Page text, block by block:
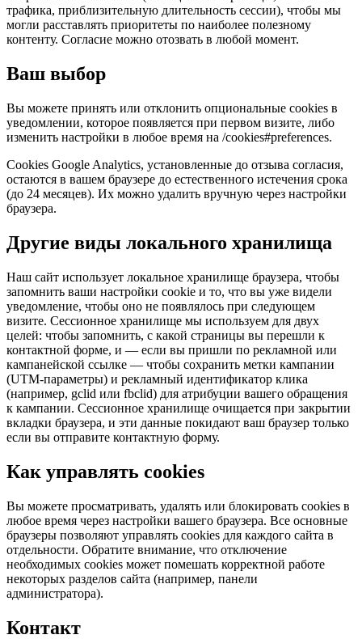
трафика, приблизительную длительность сессии), чтобы мы
могли расставлять приоритеты по наиболее полезному
контенту. Согласие можно отозвать в любой момент.
Ваш выбор
Вы можете принять или отклонить опциональные cookies в
уведомлении, которое появляется при первом визите, либо
изменить настройки в любое время на /cookies#preferences.
Cookies Google Analytics, установленные до отзыва согласия,
остаются в вашем браузере до естественного истечения срока
(до 24 месяцев). Их можно удалить вручную через настройки
браузера.
Другие виды локального хранилища
Наш сайт использует локальное хранилище браузера, чтобы
запомнить ваши настройки cookie и то, что вы уже видели
уведомление, чтобы оно не появлялось при следующем
визите. Сессионное хранилище мы используем для двух
целей: чтобы запомнить, с какой страницы вы перешли к
контактной форме, и — если вы пришли по рекламной или
кампанейской ссылке — чтобы сохранить метки кампании
(UTM-параметры) и рекламный идентификатор клика
(например, gclid или fbclid) для атрибуции вашего обращения
к кампании. Сессионное хранилище очищается при закрытии
вкладки браузера, и эти данные покидают ваш браузер только
если вы отправите контактную форму.
Как управлять cookies
Вы можете просматривать, удалять или блокировать cookies в
любое время через настройки вашего браузера. Все основные
браузеры позволяют управлять cookies для каждого сайта в
отдельности. Обратите внимание, что отключение
необходимых cookies может помешать корректной работе
некоторых разделов сайта (например, панели
администратора).
Контакт